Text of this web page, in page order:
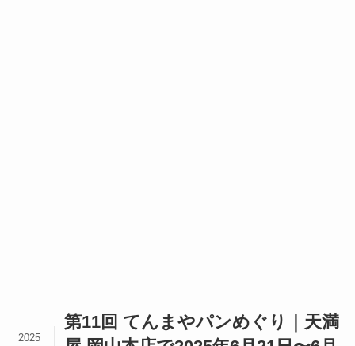
第11回 てんまやパンめぐり｜天満
2025